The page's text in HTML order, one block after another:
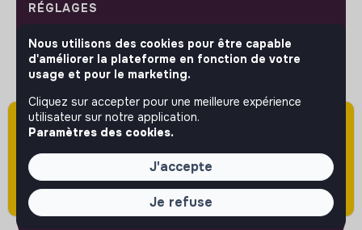
Attention cette annonce a été publiée il y a
plus de 60 jours (le 09/04/2026) et est sans
doute expirée ou non mise à jour.
RÉGLAGES
Langues ou régions
Plan du site
Paramètres des cookies
SUIVEZ-NOUS
© 2026 jobs that makesense.
Nous utilisons des cookies pour être capable
d'améliorer la plateforme en fonction de votre
usage et pour le marketing.
Cliquez sur accepter pour une meilleure expérience
utilisateur sur notre application.
Paramètres des cookies.
J'accepte
Je refuse